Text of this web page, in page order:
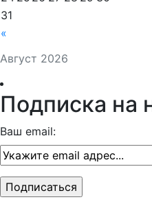
Август 2026
«
31
Подписка на
Ваш email: